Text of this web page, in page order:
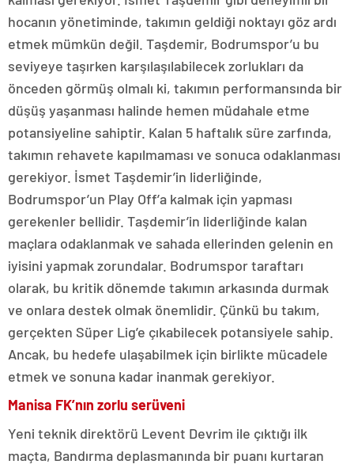
hocanın yönetiminde, takımın geldiği noktayı göz ardı
etmek mümkün değil. Taşdemir, Bodrumspor’u bu
seviyeye taşırken karşılaşılabilecek zorlukları da
önceden görmüş olmalı ki, takımın performansında bir
düşüş yaşanması halinde hemen müdahale etme
potansiyeline sahiptir. Kalan 5 haftalık süre zarfında,
takımın rehavete kapılmaması ve sonuca odaklanması
gerekiyor. İsmet Taşdemir’in liderliğinde,
Bodrumspor’un Play Off’a kalmak için yapması
gerekenler bellidir. Taşdemir’in liderliğinde kalan
maçlara odaklanmak ve sahada ellerinden gelenin en
iyisini yapmak zorundalar. Bodrumspor taraftarı
olarak, bu kritik dönemde takımın arkasında durmak
ve onlara destek olmak önemlidir. Çünkü bu takım,
gerçekten Süper Lig’e çıkabilecek potansiyele sahip.
Ancak, bu hedefe ulaşabilmek için birlikte mücadele
etmek ve sonuna kadar inanmak gerekiyor.
Manisa FK’nın zorlu serüveni
Yeni teknik direktörü Levent Devrim ile çıktığı ilk
maçta, Bandırma deplasmanında bir puanı kurtaran